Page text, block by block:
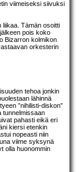
viimeiseksi siivuksi
liikaa. Tämän osoitti
pois koko
Bizarron kolmikon
orkesterin
tehoa jonkin
lähinnä
”nihilisti-diskon”
tunnelmissaan
pahasti eikä eri
kiersi etenkin
nopeasti niin
viime syksynä
olla huonommin